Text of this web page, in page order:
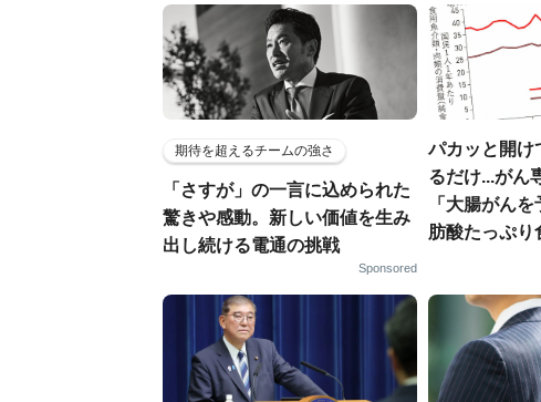
期待を超えるチームの強さ
「さすが」の一言に込められた
驚きや感動。新しい価値を生み
出し続ける電通の挑戦
Sponsored
パカッと開け
るだけ...がん
「大腸がん
肪酸たっぷり